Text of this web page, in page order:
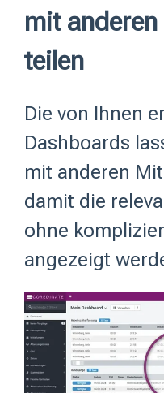
mit
teilen
Die von Ihnen
Dashboards
mit anderen
damit die
ohne
angezeigt